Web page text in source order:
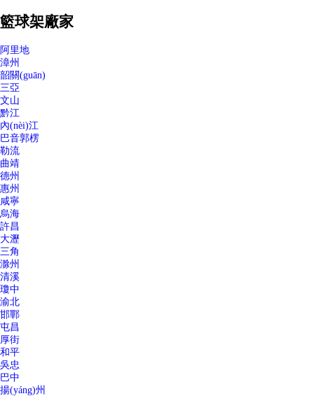
籃球架廠家
阿里地
漳州
韶關(guān)
三亞
文山
黔江
內(nèi)江
巴音郭楞
勒流
曲靖
德州
惠州
咸寧
烏海
許昌
大瀝
三角
滁州
清溪
瓊中
渝北
邯鄲
屯昌
厚街
和平
吳忠
巴中
揚(yáng)州